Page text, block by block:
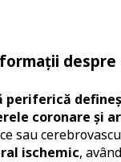
periferică
coronare şi
sau
ischemic,